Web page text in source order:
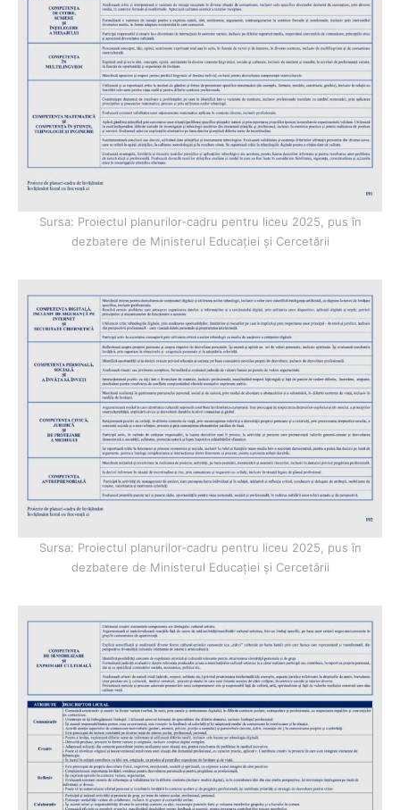
Sursa: Proiectul planurilor-cadru pentru liceu 2025, pus în
dezbatere de Ministerul Educației și Cercetării
Sursa: Proiectul planurilor-cadru pentru liceu 2025, pus în
dezbatere de Ministerul Educației și Cercetării